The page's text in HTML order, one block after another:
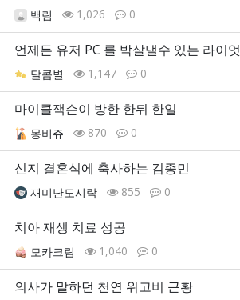
백림 1,026 0
언제든 유저 PC 를 박살낼수 있는 라이엇
달콤별 1,147 0
마이클잭슨이 방한 한뒤 한일
몽비쥬 870 0
신지 결혼식에 축사하는 김종민
재미난도시락 855 0
치아 재생 치료 성공
모카크림 1,040 0
의사가 말하던 천연 위고비 근황